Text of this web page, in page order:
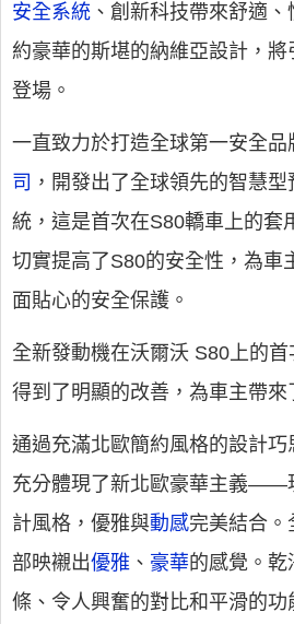
安全系統 、創新科技帶來舒適
約豪華的斯堪的納維亞設計，
登場。
一直致力於打造全球第一安全品
司 ，開發出了全球領先的智慧
統，這是首次在S80轎車上的套
切實提高了S80的安全性，為車
面貼心的安全保護。
全新發動機在沃爾沃 S80上的
得到了明顯的改善，為車主帶來
通過充滿北歐簡約風格的設計
充分體現了新北歐豪華主義——
計風格，優雅與動感完美結合。
部映襯出優雅 、 豪華的感覺。乾
條、令人興奮的對比和平滑的